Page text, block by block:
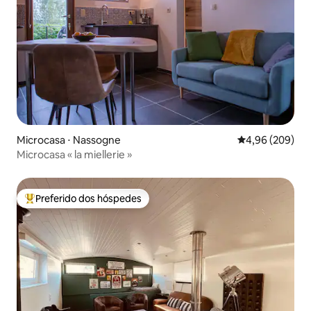
Microcasa ⋅ Nassogne 4,96 de uma
4,96 (209)
Microcasa « la miellerie »
Entre os melhores preferidos dos hóspedes
Preferido dos hóspedes